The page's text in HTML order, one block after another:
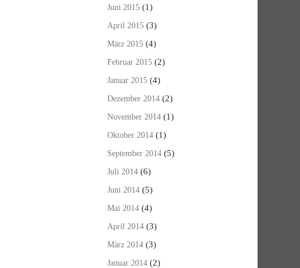
Juni 2015 (1)
April 2015 (3)
März 2015 (4)
Februar 2015 (2)
Januar 2015 (4)
Dezember 2014 (2)
November 2014 (1)
Oktober 2014 (1)
September 2014 (5)
Juli 2014 (6)
Juni 2014 (5)
Mai 2014 (4)
April 2014 (3)
März 2014 (3)
Januar 2014 (2)